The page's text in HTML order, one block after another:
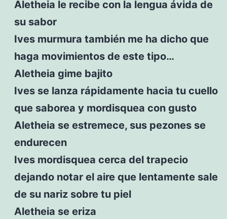
Aletheia le recibe con la lengua ávida de
su sabor
Ives murmura también me ha dicho que
haga movimientos de este tipo…
Aletheia gime bajito
Ives se lanza rápidamente hacia tu cuello
que saborea y mordisquea con gusto
Aletheia se estremece, sus pezones se
endurecen
Ives mordisquea cerca del trapecio
dejando notar el aire que lentamente sale
de su nariz sobre tu piel
Aletheia se eriza